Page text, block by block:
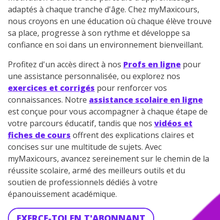
adaptés à chaque tranche d'âge. Chez myMaxicours,
nous croyons en une éducation où chaque élève trouve
sa place, progresse à son rythme et développe sa
confiance en soi dans un environnement bienveillant.
Profitez d'un accès direct à nos Profs en ligne pour
une assistance personnalisée, ou explorez nos
exercices et corrigés pour renforcer vos
connaissances. Notre assistance scolaire en ligne
est conçue pour vous accompagner à chaque étape de
votre parcours éducatif, tandis que nos vidéos et
fiches de cours offrent des explications claires et
concises sur une multitude de sujets. Avec
myMaxicours, avancez sereinement sur le chemin de la
réussite scolaire, armé des meilleurs outils et du
soutien de professionnels dédiés à votre
épanouissement académique.